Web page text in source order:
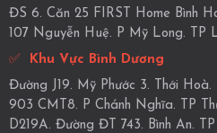
ĐS 6. Căn 25 FIRST Home Bình
107 Nguyễn Huệ. P Mỹ Long. TP
✅ Khu Vực Bình Dương
Đường J19. Mỹ Phước 3. Thới Hoà.
903 CMT8. P Chánh Nghĩa. TP
D219A. Đường ĐT 743. Bình An.